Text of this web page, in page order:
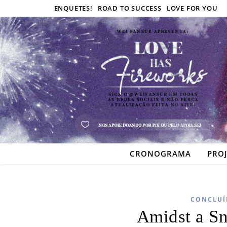
ENQUETES! ROAD TO SUCCESS LOVE FOR YOU
CRONOGRAMA
Amidst a